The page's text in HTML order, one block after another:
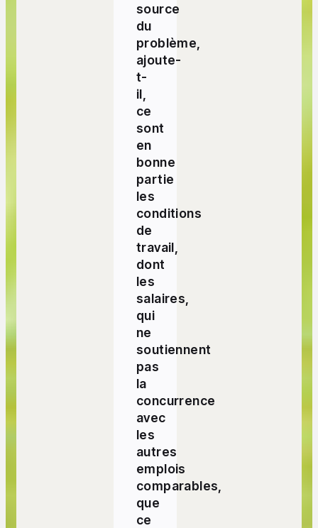
source
du
problème,
ajoute-
t-
il,
ce
sont
en
bonne
partie
les
conditions
de
travail,
dont
les
salaires,
qui
ne
soutiennent
pas
la
concurrence
avec
les
autres
emplois
comparables,
que
ce